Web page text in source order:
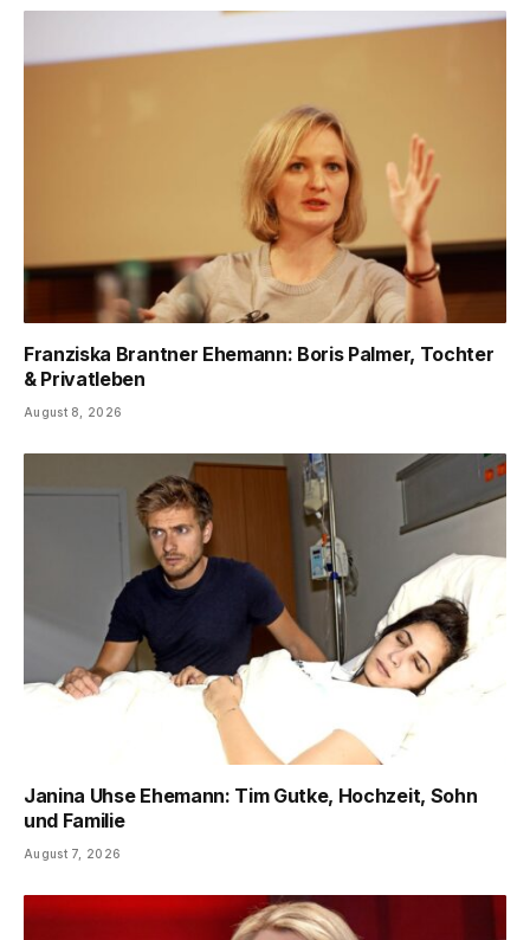
Franziska Brantner Ehemann: Boris Palmer, Tochter
& Privatleben
August 8, 2026
Janina Uhse Ehemann: Tim Gutke, Hochzeit, Sohn
und Familie
August 7, 2026